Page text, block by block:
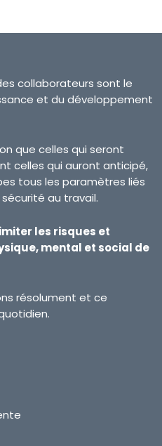
collaborateurs sont le
et du développement
que celles qui seront
celles qui auront anticipé,
tous les paramètres liés
au travail.
les risques et
mental et social de
résolument et ce